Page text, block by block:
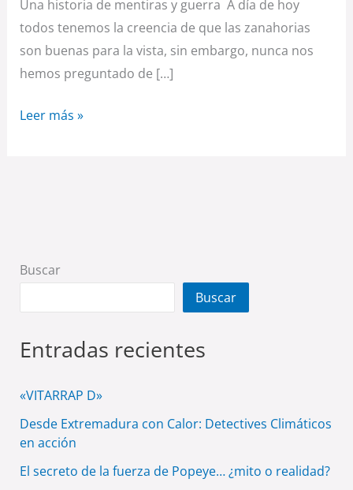
Una historia de mentiras y guerra A día de hoy
todos tenemos la creencia de que las zanahorias
son buenas para la vista, sin embargo, nunca nos
hemos preguntado de […]
Leer más »
Buscar
Buscar
Entradas recientes
«VITARRAP D»
Desde Extremadura con Calor: Detectives Climáticos
en acción
El secreto de la fuerza de Popeye… ¿mito o realidad?